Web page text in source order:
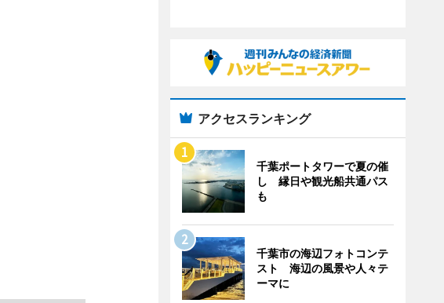
アクセスランキング
千葉ポートタワーで夏の催
し 縁日や観光船共通パス
も
千葉市の海辺フォトコンテ
スト 海辺の風景や人々テ
ーマに